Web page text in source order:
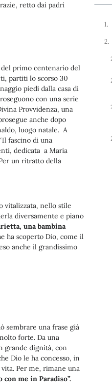
retto dai padri
del primo centenario del
partiti lo scorso 30
piedi dalla casa di
con una serie
Provvidenza, una
anche dopo
luogo natale. A
fascino di una
dedicata a Maria
un ritratto della
vitalizzata, nello stile
diversamente e piano
una bambina
ha scoperto Dio, come il
anche il grandissimo
sembrare una frase già
forte. Da una
grande dignità, con
Dio le ha concesso, in
Per me, rimane una
con me in Paradiso”.